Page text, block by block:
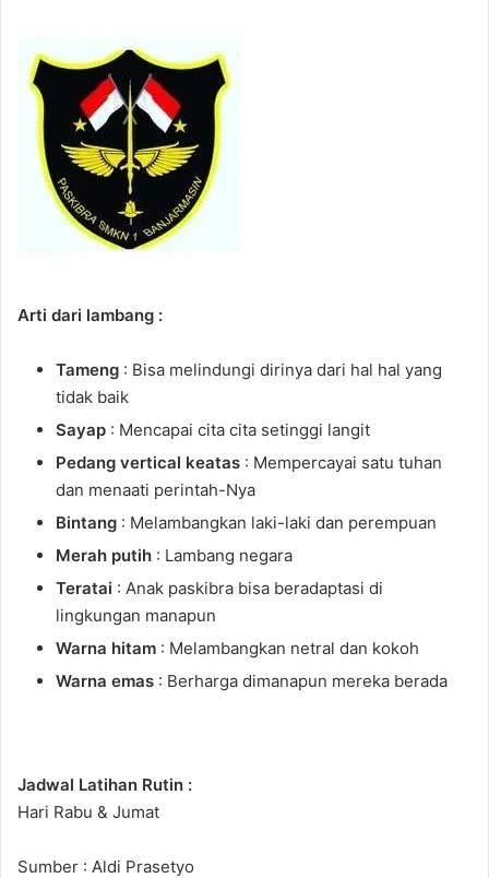
Arti dari lambang :
Tameng : Bisa melindungi dirinya dari hal hal yang
tidak baik
Sayap : Mencapai cita cita setinggi langit
Pedang vertical keatas : Mempercayai satu tuhan
dan menaati perintah-Nya
Bintang : Melambangkan laki-laki dan perempuan
Merah putih : Lambang negara
Teratai : Anak paskibra bisa beradaptasi di
lingkungan manapun
Warna hitam : Melambangkan netral dan kokoh
Warna emas : Berharga dimanapun mereka berada
Jadwal Latihan Rutin :
Hari Rabu & Jumat
Sumber : Aldi Prasetyo